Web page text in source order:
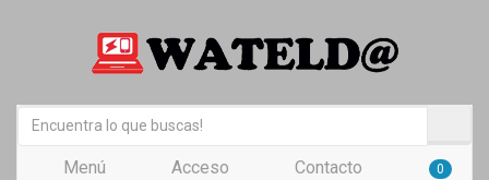
Menú Acceso Contacto 0